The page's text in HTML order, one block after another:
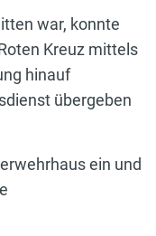
war, konnte
Kreuz mittels
hinauf
übergeben
ein und